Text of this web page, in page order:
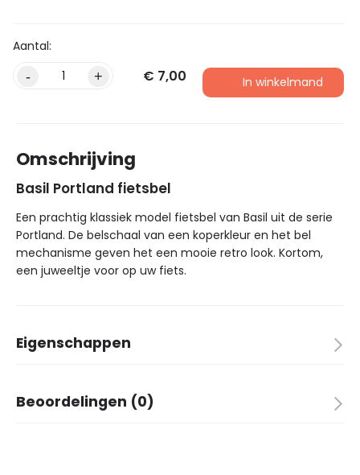
- + € 7,00 In winkelmand
Alternative:
Omschrijving
Basil Portland fietsbel
Een prachtig klassiek model fietsbel van Basil uit de serie
Portland. De belschaal van een koperkleur en het bel
mechanisme geven het een mooie retro look. Kortom,
een juweeltje voor op uw fiets.
Eigenschappen
Kleur
Beoordelingen (0)